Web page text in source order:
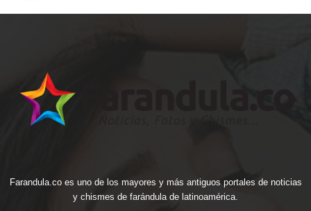
Farandula.co es uno de los mayores y más antiguos portales de noticias
y chismes de farándula de latinoamérica.